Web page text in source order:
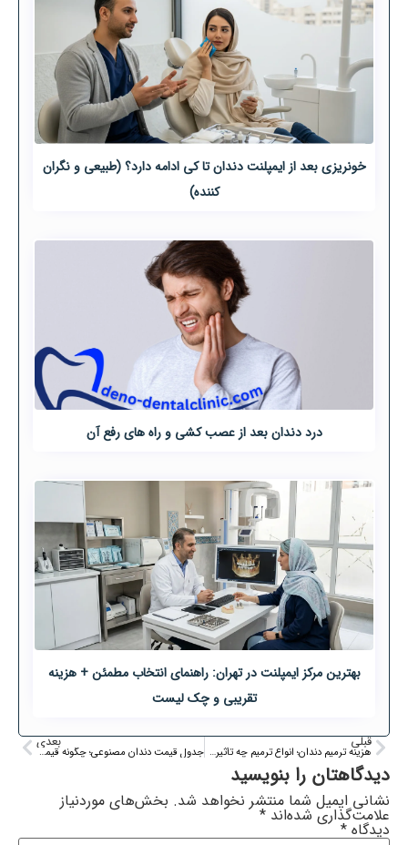
خونریزی بعد از ایمپلنت دندان تا کی ادامه دارد؟ (طبیعی و نگران
کننده)
درد دندان بعد از عصب کشی و راه های رفع آن
بهترین مرکز ایمپلنت در تهران: راهنمای انتخاب مطمئن + هزینه
تقریبی و چک لیست
قبلی
هزینه ترمیم دندان؛ انواع ترمیم چه تأثیری بر قیمت دارد؟
بعدی
جدول قیمت دندان مصنوعی؛ چگونه قیمت دندان مصنوعی را محاسبه کنیم؟
دیدگاهتان را بنویسید
نشانی ایمیل شما منتشر نخواهد شد. بخش‌های موردنیاز
علامت‌گذاری شده‌اند *
دیدگاه *